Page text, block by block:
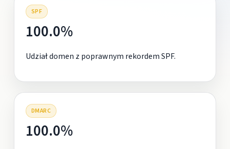
SPF
100.0%
Udział domen z poprawnym rekordem SPF.
DMARC
100.0%